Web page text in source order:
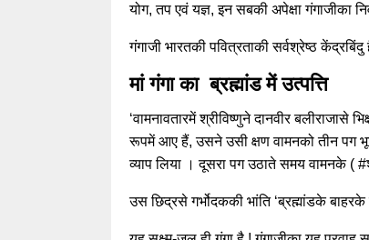
योग, तप एवं यज्ञ, इन सबकी अपेक्षा गंगाजीका
गंगाजी भारतकी पवित्रताकी सर्वश्रेष्ठ
मां गंगा का ब्रह्मांड में उत्पत्ति
‘वामनावतारमें श्रीविष्णुने दानवीर बलीराजासे
रूपमें आए हैं, उसने उसी क्षण वामनको तीन पग
व्याप लिया । दूसरा पग उठाते समय वामनके (
उस छिद्रसे गर्भोदककी भांति ‘ब्रह्मांडके